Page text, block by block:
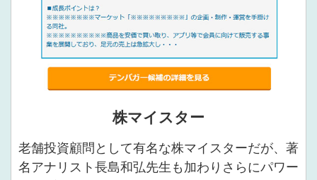
株マイスター
老舗投資顧問として有名な株マイスターだが、著
名アナリスト長島和弘先生も加わりさらにパワー